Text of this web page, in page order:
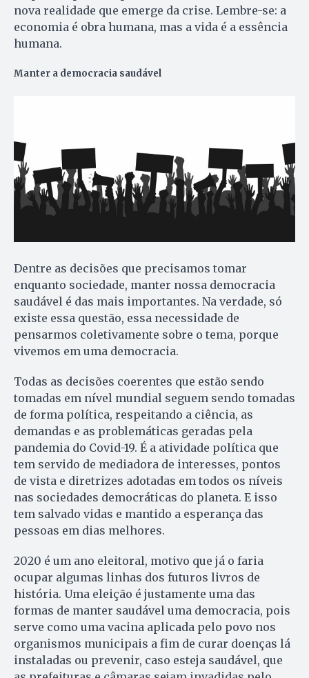
nova realidade que emerge da crise. Lembre-se: a
economia é obra humana, mas a vida é a essência
humana.
Manter a democracia saudável
Dentre as decisões que precisamos tomar
enquanto sociedade, manter nossa democracia
saudável é das mais importantes. Na verdade, só
existe essa questão, essa necessidade de
pensarmos coletivamente sobre o tema, porque
vivemos em uma democracia.
Todas as decisões coerentes que estão sendo
tomadas em nível mundial seguem sendo tomadas
de forma política, respeitando a ciência, as
demandas e as problemáticas geradas pela
pandemia do Covid-19. É a atividade política que
tem servido de mediadora de interesses, pontos
de vista e diretrizes adotadas em todos os níveis
nas sociedades democráticas do planeta. E isso
tem salvado vidas e mantido a esperança das
pessoas em dias melhores.
2020 é um ano eleitoral, motivo que já o faria
ocupar algumas linhas dos futuros livros de
história. Uma eleição é justamente uma das
formas de manter saudável uma democracia, pois
serve como uma vacina aplicada pelo povo nos
organismos municipais a fim de curar doenças lá
instaladas ou prevenir, caso esteja saudável, que